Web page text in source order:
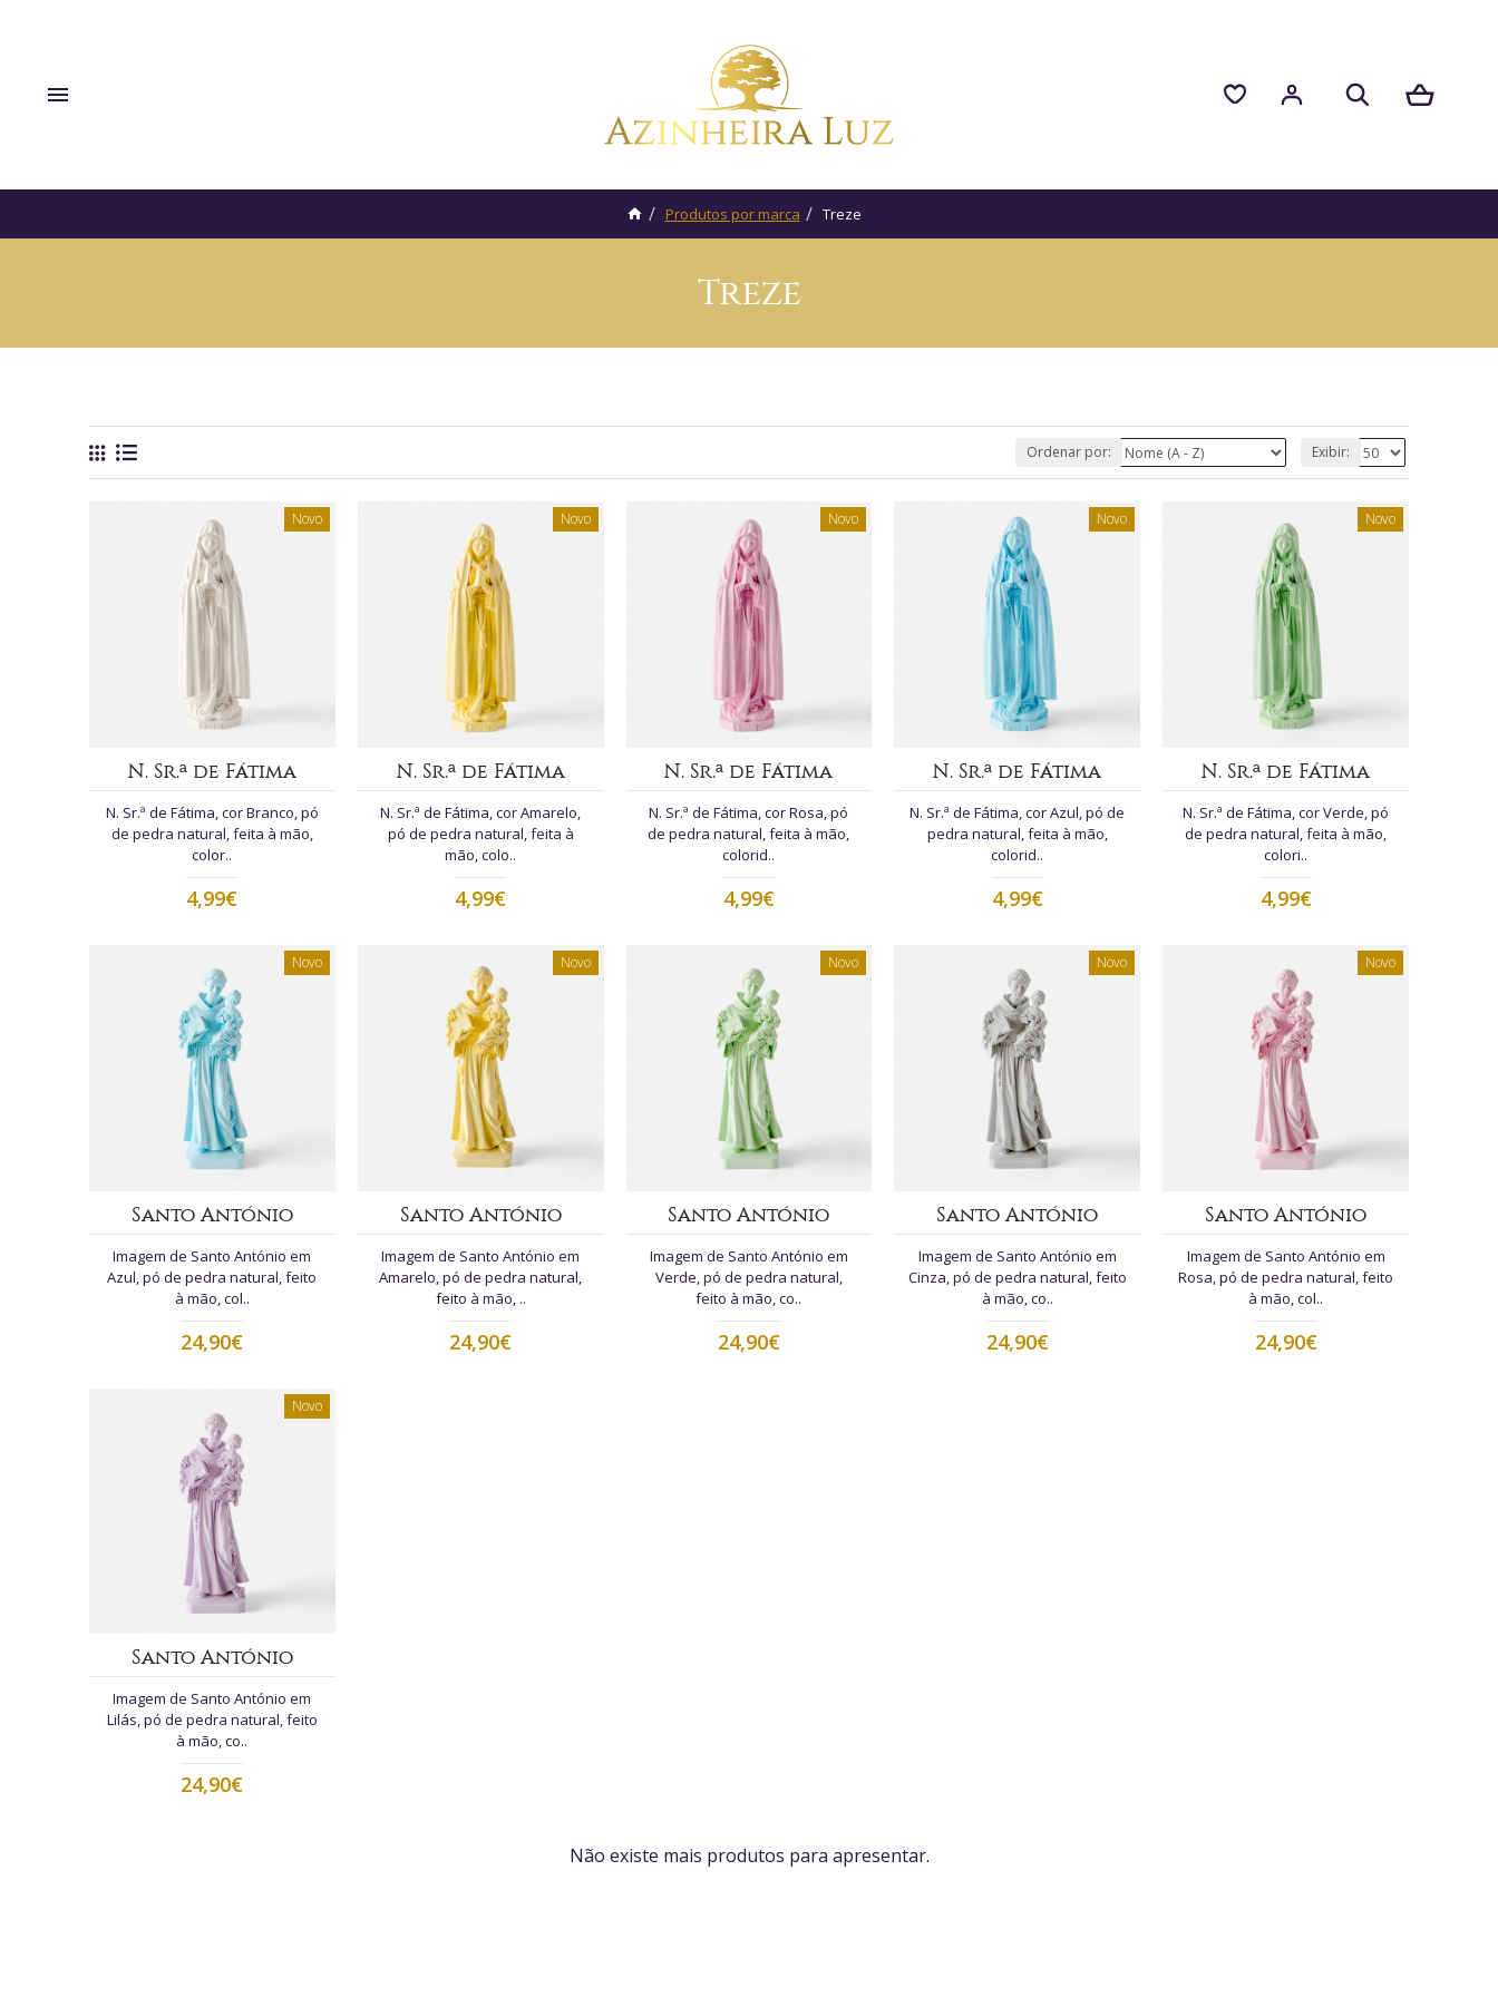
Produtos por marca Treze
Treze
Ordenar por: Exibir:
Novo
N. Sr.ª de Fátima
N. Sr.ª de Fátima, cor Branco, pó
de pedra natural, feita à mão,
color..
4,99€
Novo
N. Sr.ª de Fátima
N. Sr.ª de Fátima, cor Amarelo,
pó de pedra natural, feita à
mão, colo..
4,99€
Novo
N. Sr.ª de Fátima
N. Sr.ª de Fátima, cor Rosa, pó
de pedra natural, feita à mão,
colorid..
4,99€
Novo
N. Sr.ª de Fátima
N. Sr.ª de Fátima, cor Azul, pó de
pedra natural, feita à mão,
colorid..
4,99€
Novo
N. Sr.ª de Fátima
N. Sr.ª de Fátima, cor Verde, pó
de pedra natural, feita à mão,
colori..
4,99€
Novo
Santo António
Imagem de Santo António em
Azul, pó de pedra natural, feito
à mão, col..
24,90€
Novo
Santo António
Imagem de Santo António em
Amarelo, pó de pedra natural,
feito à mão, ..
24,90€
Novo
Santo António
Imagem de Santo António em
Verde, pó de pedra natural,
feito à mão, co..
24,90€
Novo
Santo António
Imagem de Santo António em
Cinza, pó de pedra natural, feito
à mão, co..
24,90€
Novo
Santo António
Imagem de Santo António em
Rosa, pó de pedra natural, feito
à mão, col..
24,90€
Novo
Santo António
Imagem de Santo António em
Lilás, pó de pedra natural, feito
à mão, co..
24,90€
Não existe mais produtos para apresentar.